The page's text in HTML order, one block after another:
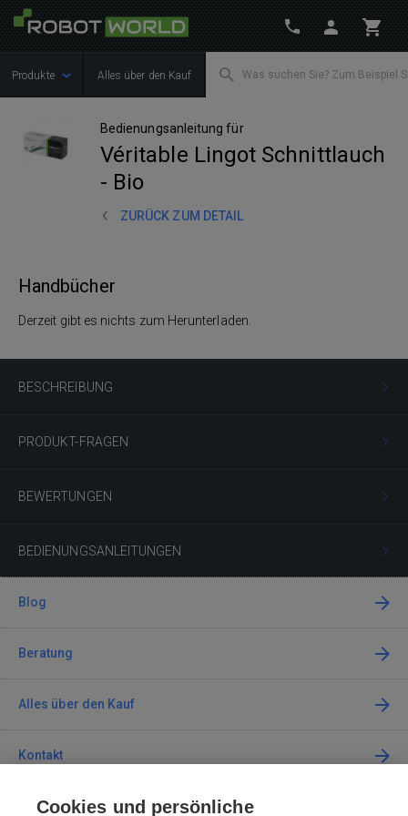
Produkte Alles über den Kauf
Bedienungsanleitung für
Véritable Lingot Schnittlauch
- Bio
ZURÜCK ZUM DETAIL
BESCHREIBUNG
PRODUKT-FRAGEN
BEWERTUNGEN
BEDIENUNGSANLEITUNGEN
Handbücher
Derzeit gibt es nichts zum Herunterladen.
Blog
Beratung
Alles über den Kauf
Kontakt
Cookies und persönliche